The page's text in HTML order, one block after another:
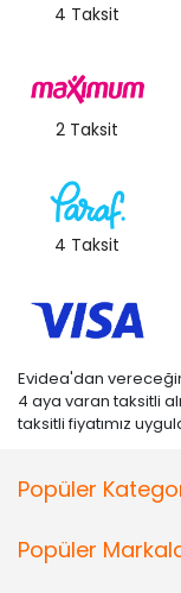
4 Taksit
2 Taksit
4 Taksit
Evidea'dan
4 aya varan taksitli
taksitli fiyatımız
Popüler
Popüler